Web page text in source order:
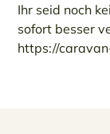
Ihr seid noch
sofort besser
https://